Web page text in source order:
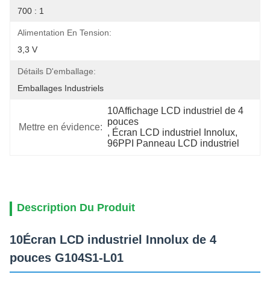
700 : 1
Alimentation En Tension:
3,3 V
Détails D'emballage:
Emballages Industriels
Mettre en évidence:
10Affichage LCD industriel de 4
pouces
, Écran LCD industriel Innolux,
96PPI Panneau LCD industriel
Description Du Produit
10Écran LCD industriel Innolux de 4
pouces G104S1-L01